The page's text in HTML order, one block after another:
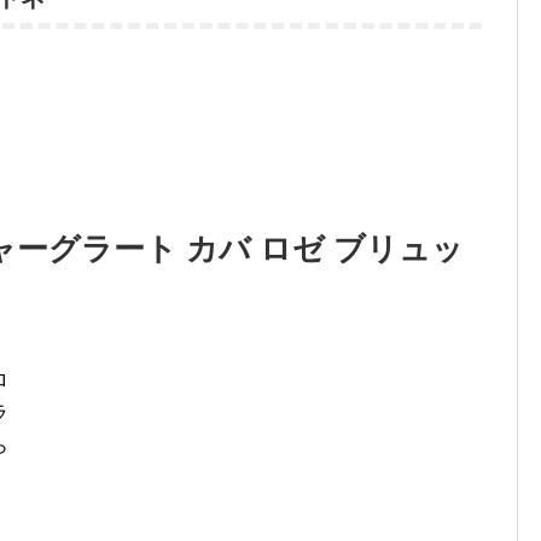
ーグラート カバ ロゼ ブリュッ